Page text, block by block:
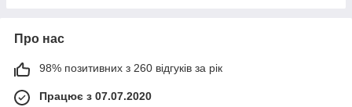
Про нас
98% позитивних з 260 відгуків за рік
Працює з 07.07.2020